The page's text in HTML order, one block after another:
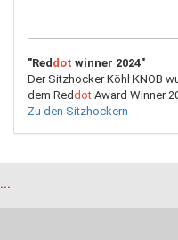
"Red dot winner 2024"
Der Sitzhocker Köhl KNOB
dem Reddot Award Winner
Zu den Sitzhockern
...